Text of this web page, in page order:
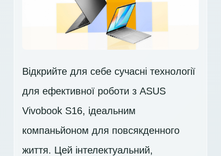
Відкрийте для себе сучасні технології
для ефективної роботи з ASUS
Vivobook S16, ідеальним
компаньйоном для повсякденного
життя. Цей інтелектуальний,